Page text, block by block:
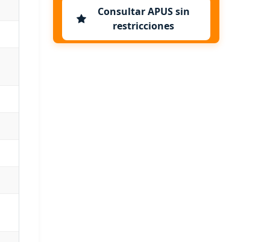
Consultar APUS sin
restricciones